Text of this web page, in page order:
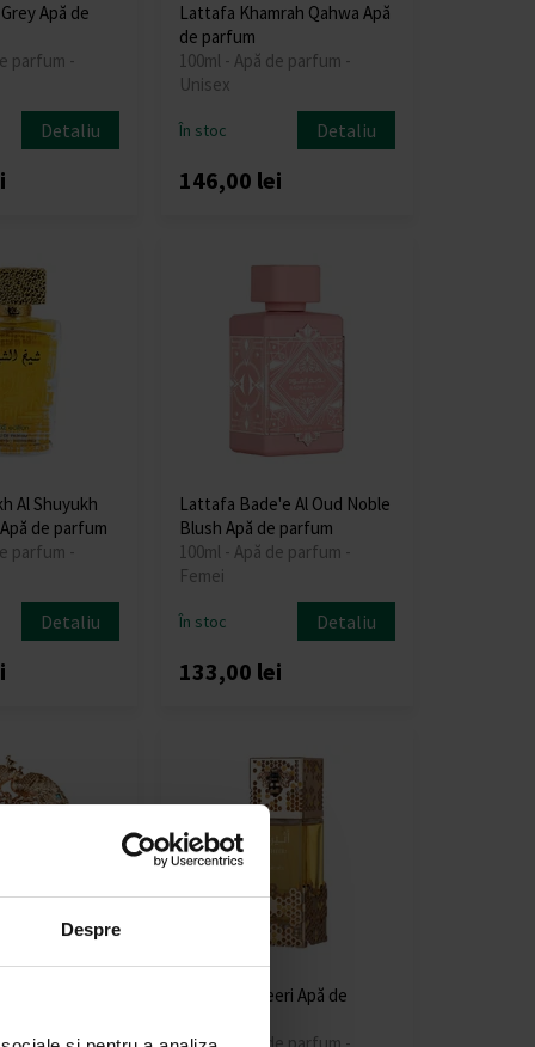
Despre
Apă de
parfum -
Detaliu
Lattafa Khamrah Qahwa Apă
de parfum
100ml - Apă de parfum -
Unisex
În stoc Detaliu
146,00 lei
Al Shuyukh
de parfum
parfum -
Detaliu
Lattafa Bade'e Al Oud Noble
Blush Apă de parfum
100ml - Apă de parfum -
Femei
În stoc Detaliu
133,00 lei
Lattafa Atheeri Apă de